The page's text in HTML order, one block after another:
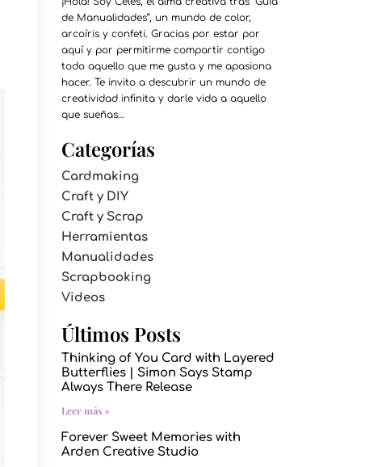
de Manualidades”, un mundo de color,
arcoíris y confeti. Gracias por estar por
aquí y por permitirme compartir contigo
todo aquello que me gusta y me apasiona
hacer. Te invito a descubrir un mundo de
creatividad infinita y darle vida a aquello
que sueñas…
Categorías
Cardmaking
Craft y DIY
Craft y Scrap
Herramientas
Manualidades
Scrapbooking
Videos
Últimos Posts
Thinking of You Card with Layered
Butterflies | Simon Says Stamp
Always There Release
Leer más »
Forever Sweet Memories with
Arden Creative Studio